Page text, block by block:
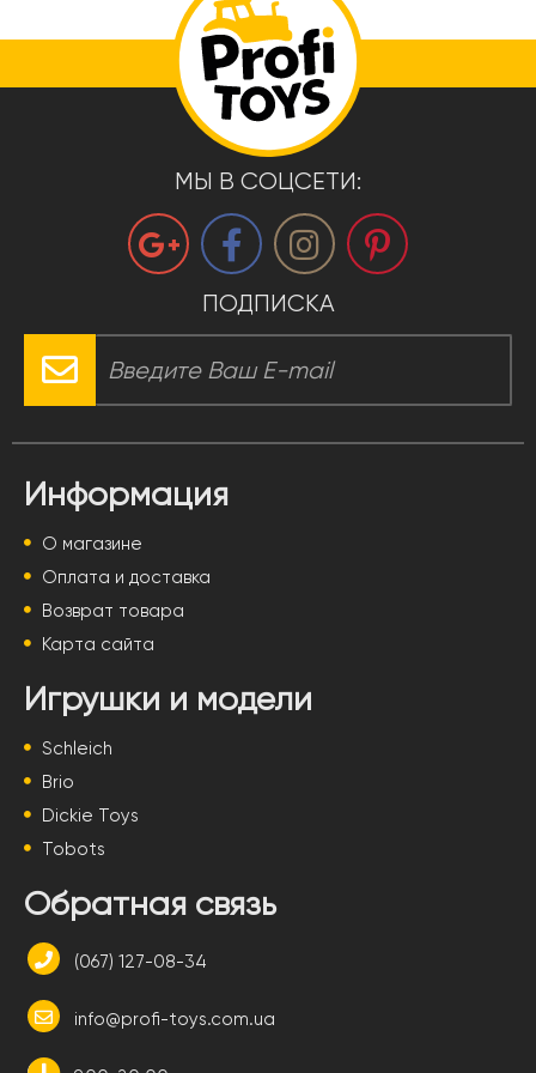
МЫ В СОЦСЕТИ:
ПОДПИСКА
Информация
О магазине
Оплата и доставка
Возврат товара
Карта сайта
Игрушки и модели
Schleich
Brio
Dickie Toys
Tobots
Обратная связь
(067) 127-08-34
info@profi-toys.com.ua